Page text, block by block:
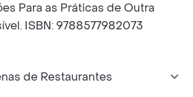
Para as Práticas de Outra
ISBN: 9788577982073
de Restaurantes